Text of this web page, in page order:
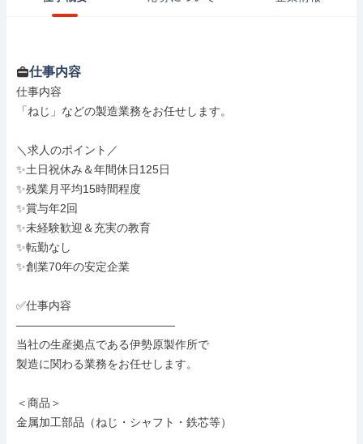
仕事内容
仕事内容
「ねじ」などの製造業務をお任せします。
＼求人のポイント／
✨土日祝休み＆年間休日125日
✨残業月平均15時間程度
✨賞与年2回
✨未経験歓迎＆充実の教育
✨転勤なし
✨創業70年の安定企業
✅仕事内容
――――――――――――――
当社の生産拠点である伊勢原製作所で
製造に関わる業務をお任せします。
＜商品＞
金属加工部品（ねじ・シャフト・鉄芯等）